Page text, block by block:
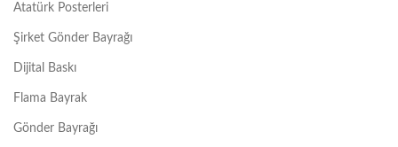
Atatürk Posterleri
Şirket Gönder Bayrağı
Dijital Baskı
Flama Bayrak
Gönder Bayrağı